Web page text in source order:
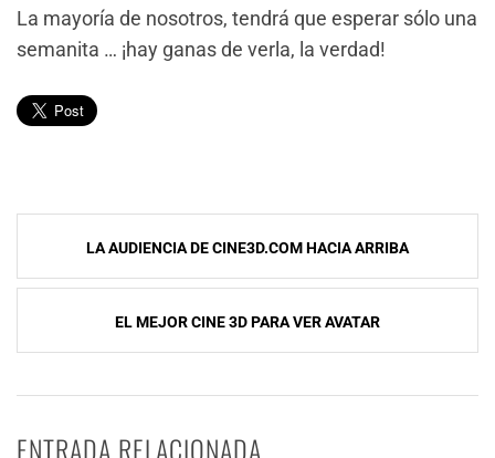
La mayoría de nosotros, tendrá que esperar sólo una
semanita … ¡hay ganas de verla, la verdad!
Navegación
de
entradas
LA AUDIENCIA DE CINE3D.COM HACIA ARRIBA
EL MEJOR CINE 3D PARA VER AVATAR
ENTRADA RELACIONADA